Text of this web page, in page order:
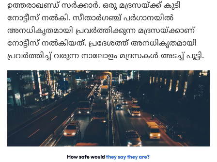
ഉത്തരാഖണ്ഡ് സർക്കാർ. ഒരു മദ്രസയ്ക്ക് കൂടി
നോട്ടീസ് നൽകി. സീതാർഗഞ്ച് പർഗാനയിൽ
അനധികൃതമായി പ്രവർത്തിക്കുന്ന മദ്രസയ്ക്കാണ്
നോട്ടീസ് നൽകിയത്. പ്രദേശത്ത് അനധികൃതമായി
പ്രവർത്തിച്ച് വരുന്ന നാലോളം മദ്രസകൾ അടച്ച് പൂട്ടി.